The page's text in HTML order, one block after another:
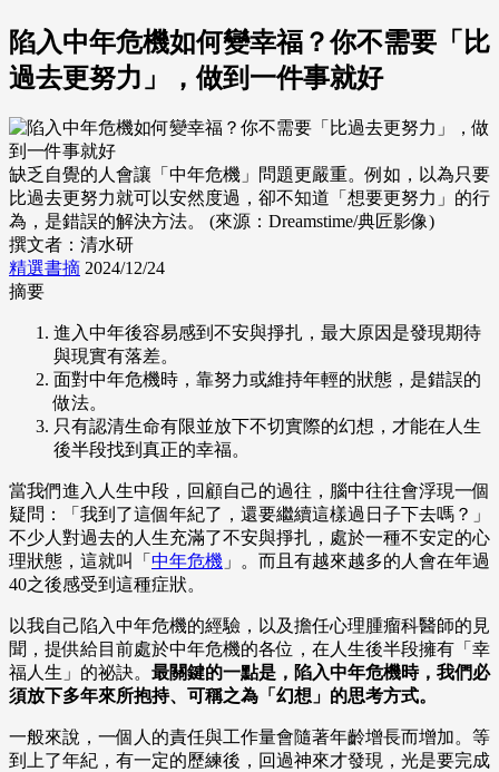
陷入中年危機如何變幸福？你不需要「比
過去更努力」，做到一件事就好
缺乏自覺的人會讓「中年危機」問題更嚴重。例如，以為只要
比過去更努力就可以安然度過，卻不知道「想要更努力」的行
為，是錯誤的解決方法。 (來源：Dreamstime/典匠影像)
撰文者：清水研
精選書摘 2024/12/24
摘要
進入中年後容易感到不安與掙扎，最大原因是發現期待
與現實有落差。
面對中年危機時，靠努力或維持年輕的狀態，是錯誤的
做法。
只有認清生命有限並放下不切實際的幻想，才能在人生
後半段找到真正的幸福。
當我們進入人生中段，回顧自己的過往，腦中往往會浮現一個
疑問：「我到了這個年紀了，還要繼續這樣過日子下去嗎？」
不少人對過去的人生充滿了不安與掙扎，處於一種不安定的心
理狀態，這就叫「 中年危機 」。而且有越來越多的人會在年過
40之後感受到這種症狀。
以我自己陷入中年危機的經驗，以及擔任心理腫瘤科醫師的見
聞，提供給目前處於中年危機的各位，在人生後半段擁有「幸
福人生」的祕訣。 最關鍵的一點是，陷入中年危機時，我們必
須放下多年來所抱持、可稱之為「幻想」的思考方式。
一般來說，一個人的責任與工作量會隨著年齡增長而增加。等
到上了年紀，有一定的歷練後，回過神來才發現，光是要完成